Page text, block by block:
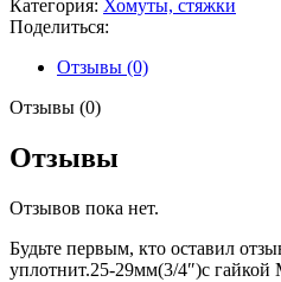
c
EPDM
уплотнит.25-
29мм(3/4")с
гайкой
Категория: Хомуты, стяжки
Поделиться:
Отзывы (0)
Отзывы (0)
Отзывы
Отзывов пока нет.
Будьте первым, кто оставил
уплотнит.25-29мм(3/4″)с гайкой